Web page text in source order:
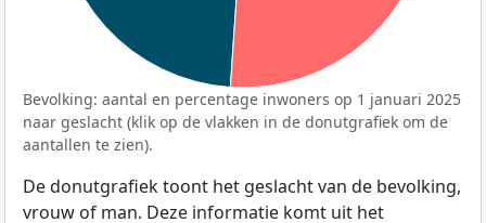
Bevolking: aantal en percentage inwoners op 1 januari 2025
naar geslacht (klik op de vlakken in de donutgrafiek om de
aantallen te zien).
De donutgrafiek toont het geslacht van de bevolking,
vrouw of man. Deze informatie komt uit het